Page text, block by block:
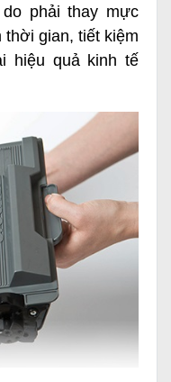
phải thay mực
thời gian, tiết kiệm
hiệu quả kinh tế